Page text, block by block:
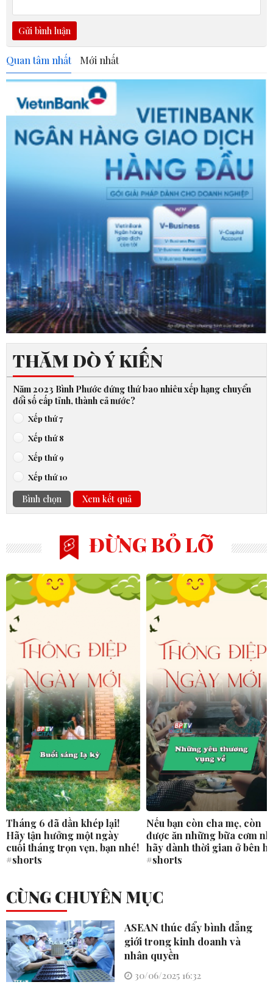
Gửi bình luận
Quan tâm nhất Mới nhất
THĂM DÒ Ý KIẾN
Năm 2023 Bình Phước đứng thứ bao nhiêu xếp hạng chuyển
đổi số cấp tỉnh, thành cả nước?
Xếp thứ 7
Xếp thứ 8
Xếp thứ 9
Xếp thứ 10
Bình chọn Xem kết quả
ĐỪNG BỎ LỠ
Tháng 6 đã dần khép lại!
Hãy tận hưởng một ngày
cuối tháng trọn vẹn, bạn nhé!
#shorts
Nếu bạn còn cha mẹ, còn
được ăn những bữa cơm
hãy dành thời gian ở bên
#shorts
CÙNG CHUYÊN MỤC
ASEAN thúc đẩy bình đẳng
giới trong kinh doanh và
nhân quyền
30/06/2025 16:32